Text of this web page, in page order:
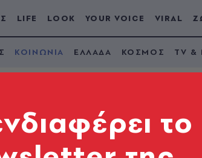
LIFE LOOK YOUR VOICE VIRAL
ΚΟΙΝΩΝΙΑ ΕΛΛΑΔΑ ΚΟΣΜΟΣ TV &
το